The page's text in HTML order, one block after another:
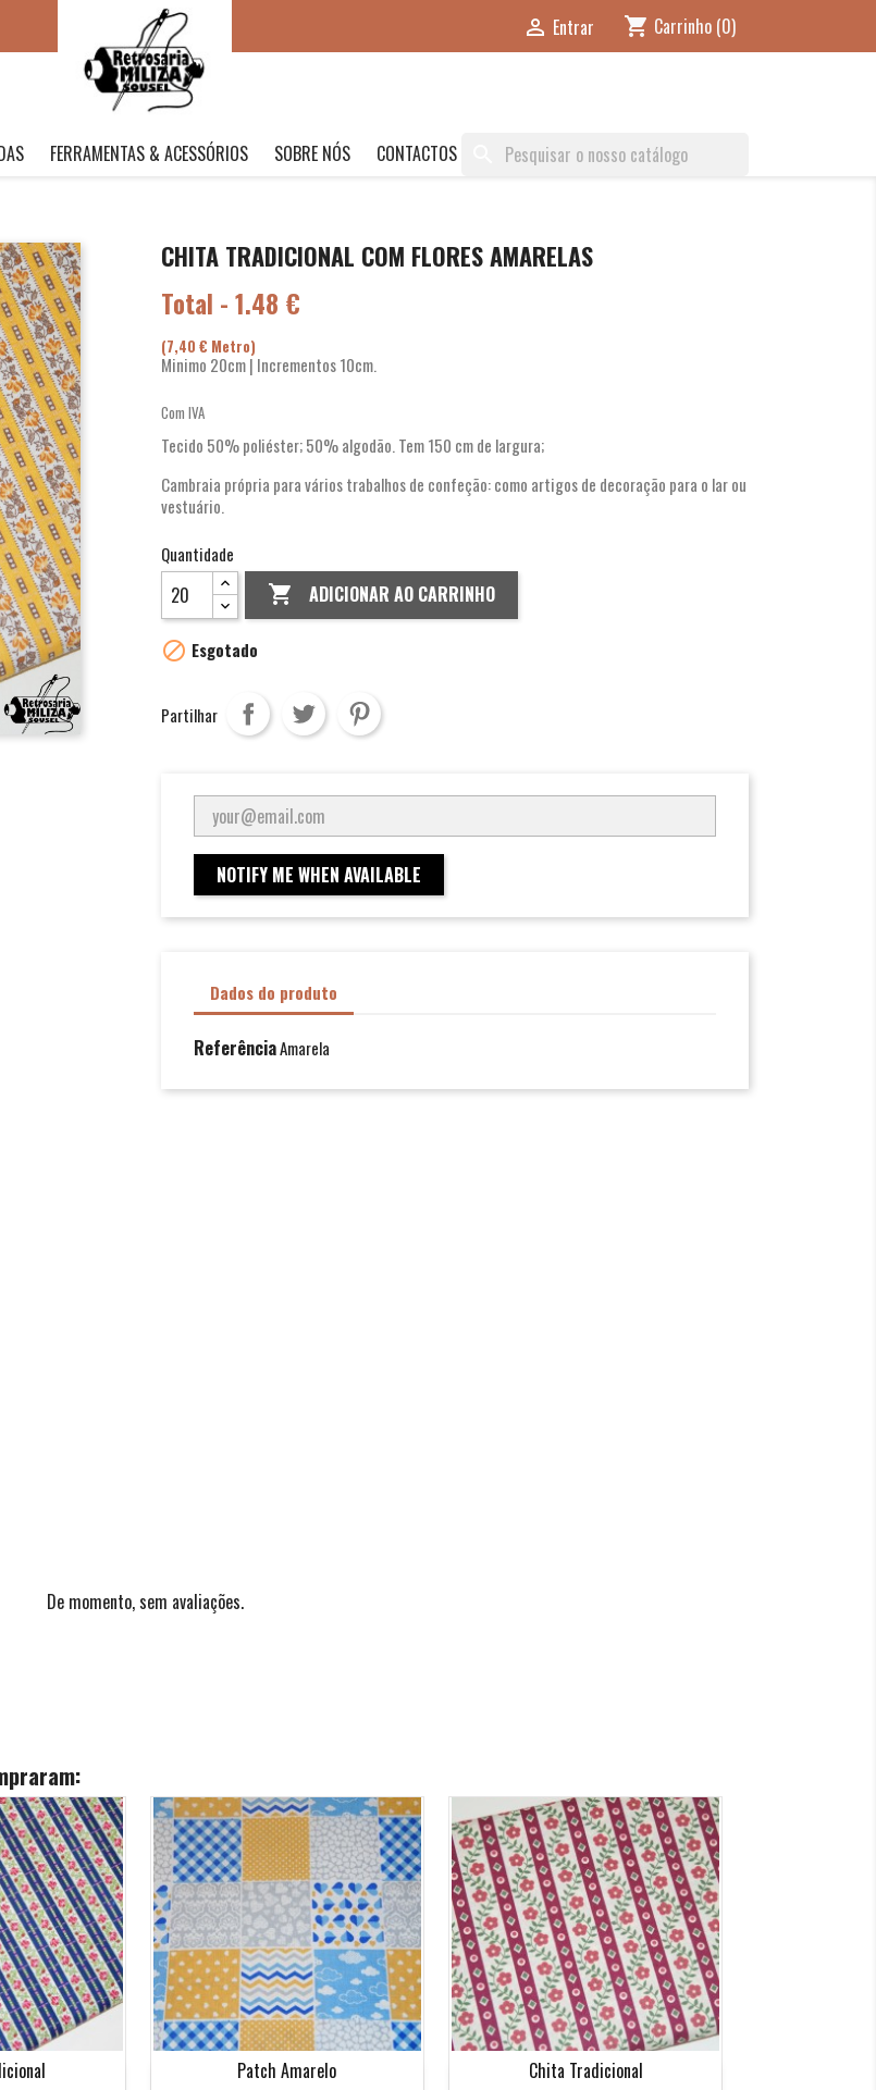
 Entrar shopping_cart Carrinho (0)
FERRAMENTAS & ACESSÓRIOS SOBRE NÓS CONTACTOS
CHITA TRADICIONAL COM FLORES AMARELAS
Total - 1.48 €
(7,40 € Metro)
Minimo 20cm | Incrementos 10cm.
Com IVA
Tecido 50% poliéster; 50% algodão. Tem 150 cm de largura;
Cambraia própria para vários trabalhos de confeção: como artigos de decoração para o lar ou
vestuário.
Quantidade
 ADICIONAR AO CARRINHO
 Esgotado
Partilhar
NOTIFY ME WHEN AVAILABLE
Dados do produto
ReferênciaAmarela
De momento, sem avaliações.
Patch Amarelo
Chita Tradicional